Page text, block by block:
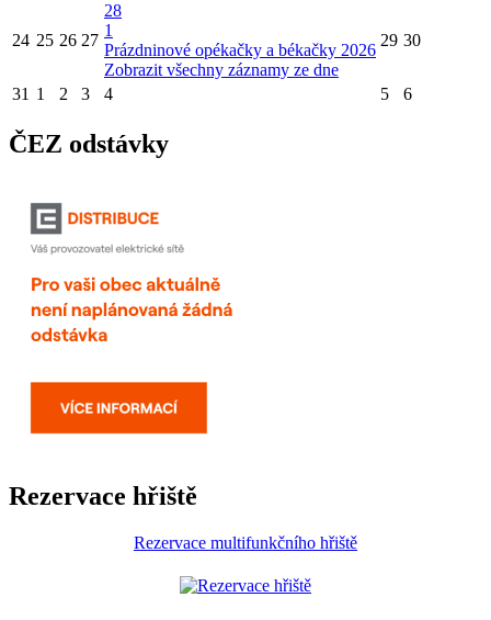
24 25 26 27
28
1
Prázdninové opékačky a békačky 2026
Zobrazit všechny záznamy ze dne
29 30
31 1 2 3 4 5 6
ČEZ odstávky
Rezervace hřiště
Rezervace multifunkčního hřiště